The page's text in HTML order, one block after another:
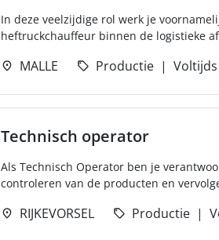
In deze veelzijdige rol werk je
heftruckchauffeur binnen de logistieke
MALLE Productie Voltijds
Technisch operator
Als Technisch Operator ben je
controleren van de producten en
RIJKEVORSEL Productie